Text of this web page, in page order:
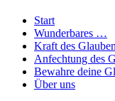
Zum
Inhalt
springen
Start
Wunderbares …
Kraft des
Anfechtung des
Bewahre deine
Über uns